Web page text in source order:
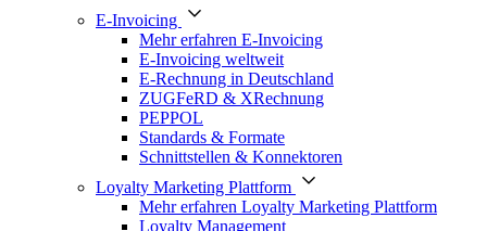
E-Invoicing
Mehr erfahren E-Invoicing
E-Invoicing weltweit
E-Rechnung in Deutschland
ZUGFeRD & XRechnung
PEPPOL
Standards & Formate
Schnittstellen & Konnektoren
Loyalty Marketing Plattform
Mehr erfahren Loyalty Marketing Plattform
Loyalty Management